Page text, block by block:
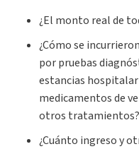
¿El monto real de
¿Cómo se
por pruebas
estancias
medicamentos de
otros tratamientos?
¿Cuánto ingreso y